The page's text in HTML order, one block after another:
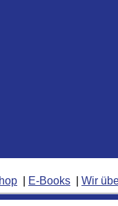
E-Books Wir